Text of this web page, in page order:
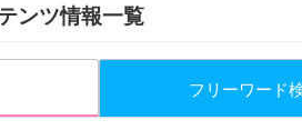
ンツ情報一覧
フリーワード